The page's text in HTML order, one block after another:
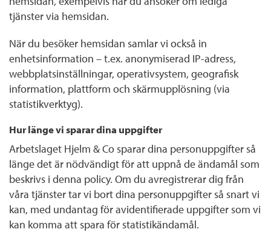
tjänster via hemsidan.
När du besöker hemsidan samlar vi också in
enhetsinformation – t.ex. anonymiserad IP-adress,
webbplatsinställningar, operativsystem, geografisk
information, plattform och skärmupplösning (via
statistikverktyg).
Hur länge vi sparar dina uppgifter
Arbetslaget Hjelm & Co sparar dina personuppgifter så
länge det är nödvändigt för att uppnå de ändamål som
beskrivs i denna policy. Om du avregistrerar dig från
våra tjänster tar vi bort dina personuppgifter så snart vi
kan, med undantag för avidentifierade uppgifter som vi
kan komma att spara för statistikändamål.